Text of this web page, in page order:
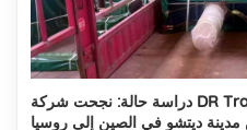
دراسة حالة: نجحت شركة DR Trans في شحن معدات صناعية
ديتشو في الصين إلى روسيا